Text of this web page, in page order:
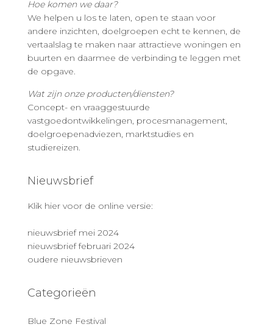
Hoe komen we daar?
We helpen u los te laten, open te staan voor
andere inzichten, doelgroepen echt te kennen, de
vertaalslag te maken naar attractieve woningen en
buurten en daarmee de verbinding te leggen met
de opgave.
Wat zijn onze producten/diensten?
Concept- en vraaggestuurde
vastgoedontwikkelingen, procesmanagement,
doelgroepenadviezen, marktstudies en
studiereizen.
Nieuwsbrief
Klik hier voor de online versie:
nieuwsbrief mei 2024
nieuwsbrief februari 2024
oudere nieuwsbrieven
Categorieën
Blue Zone Festival